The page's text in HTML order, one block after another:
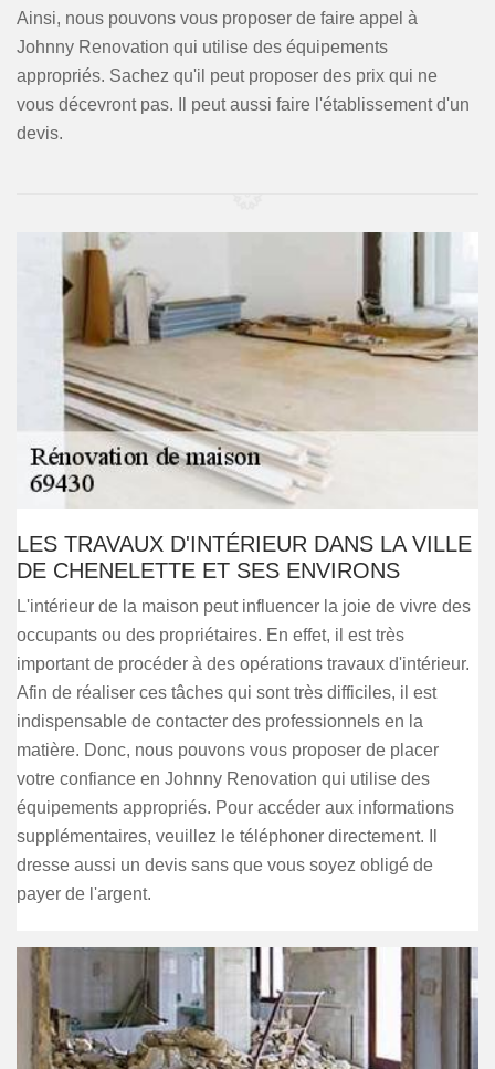
Ainsi, nous pouvons vous proposer de faire appel à
Johnny Renovation qui utilise des équipements
appropriés. Sachez qu'il peut proposer des prix qui ne
vous décevront pas. Il peut aussi faire l'établissement d'un
devis.
LES TRAVAUX D'INTÉRIEUR DANS LA VILLE
DE CHENELETTE ET SES ENVIRONS
L'intérieur de la maison peut influencer la joie de vivre des
occupants ou des propriétaires. En effet, il est très
important de procéder à des opérations travaux d'intérieur.
Afin de réaliser ces tâches qui sont très difficiles, il est
indispensable de contacter des professionnels en la
matière. Donc, nous pouvons vous proposer de placer
votre confiance en Johnny Renovation qui utilise des
équipements appropriés. Pour accéder aux informations
supplémentaires, veuillez le téléphoner directement. Il
dresse aussi un devis sans que vous soyez obligé de
payer de l'argent.